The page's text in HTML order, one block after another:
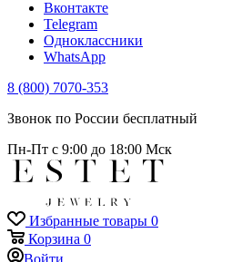
Вконтакте
Telegram
Одноклассники
WhatsApp
8 (800) 7070-353
Звонок по России бесплатный
Пн-Пт с 9:00 до 18:00 Мск
Избранные товары 0
Корзина 0
Войти